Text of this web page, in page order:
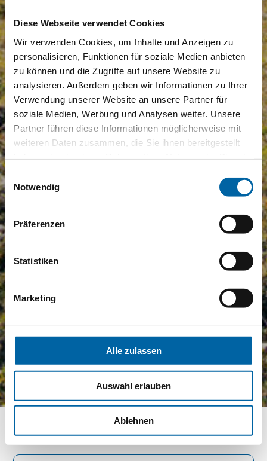
Diese Webseite verwendet Cookies
Wir verwenden Cookies, um Inhalte und Anzeigen zu
personalisieren, Funktionen für soziale Medien anbieten
zu können und die Zugriffe auf unsere Website zu
analysieren. Außerdem geben wir Informationen zu Ihrer
Verwendung unserer Website an unsere Partner für
soziale Medien, Werbung und Analysen weiter. Unsere
Partner führen diese Informationen möglicherweise mit
weiteren Daten zusammen, die Sie ihnen bereitgestellt
Einwilligungsauswahl
Notwendig
Präferenzen
Statistiken
Marketing
Alle zulassen
Auswahl erlauben
Ablehnen